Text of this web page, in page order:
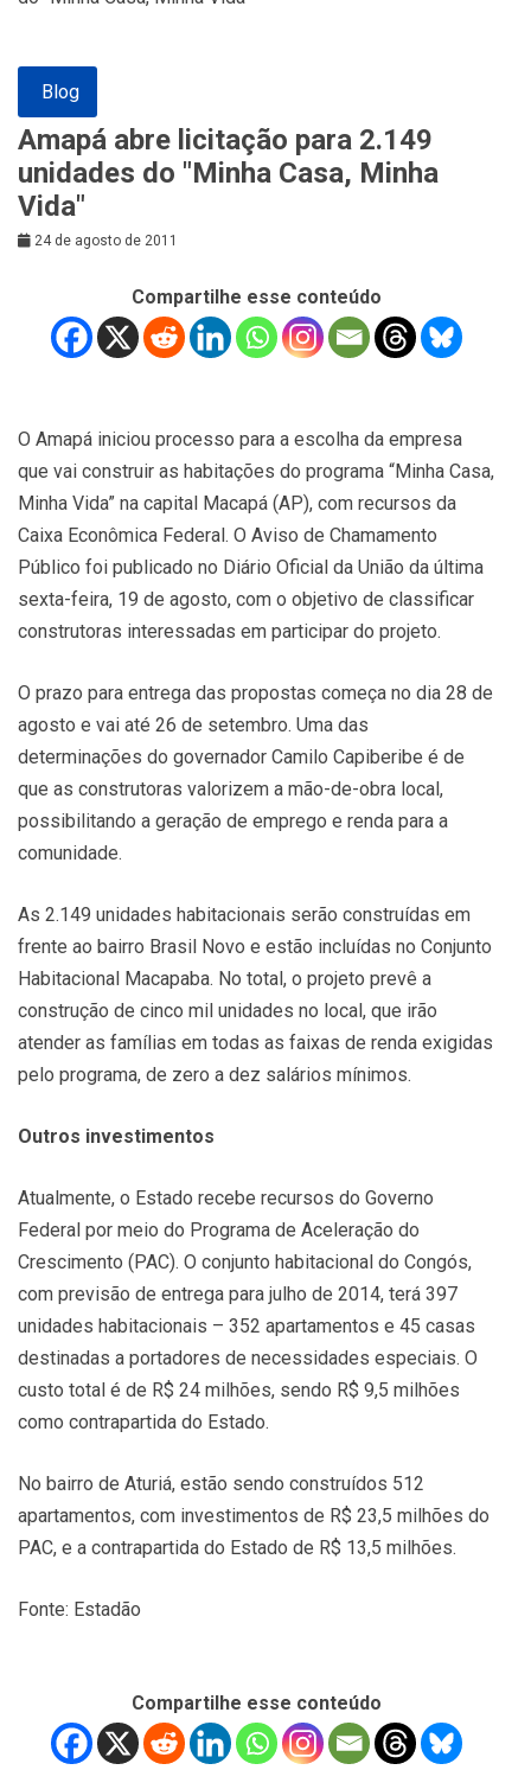
Blog
Amapá abre licitação para 2.149
unidades do "Minha Casa, Minha
Vida"
24 de agosto de 2011
Compartilhe esse conteúdo
O Amapá iniciou processo para a escolha da empresa
que vai construir as habitações do programa “Minha Casa,
Minha Vida” na capital Macapá (AP), com recursos da
Caixa Econômica Federal. O Aviso de Chamamento
Público foi publicado no Diário Oficial da União da última
sexta-feira, 19 de agosto, com o objetivo de classificar
construtoras interessadas em participar do projeto.
O prazo para entrega das propostas começa no dia 28 de
agosto e vai até 26 de setembro. Uma das
determinações do governador Camilo Capiberibe é de
que as construtoras valorizem a mão-de-obra local,
possibilitando a geração de emprego e renda para a
comunidade.
As 2.149 unidades habitacionais serão construídas em
frente ao bairro Brasil Novo e estão incluídas no Conjunto
Habitacional Macapaba. No total, o projeto prevê a
construção de cinco mil unidades no local, que irão
atender as famílias em todas as faixas de renda exigidas
pelo programa, de zero a dez salários mínimos.
Outros investimentos
Atualmente, o Estado recebe recursos do Governo
Federal por meio do Programa de Aceleração do
Crescimento (PAC). O conjunto habitacional do Congós,
com previsão de entrega para julho de 2014, terá 397
unidades habitacionais – 352 apartamentos e 45 casas
destinadas a portadores de necessidades especiais. O
custo total é de R$ 24 milhões, sendo R$ 9,5 milhões
como contrapartida do Estado.
No bairro de Aturiá, estão sendo construídos 512
apartamentos, com investimentos de R$ 23,5 milhões do
PAC, e a contrapartida do Estado de R$ 13,5 milhões.
Fonte: Estadão
Compartilhe esse conteúdo